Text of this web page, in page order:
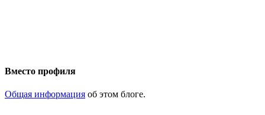
Вместо профиля
Общая информация об этом блоге.